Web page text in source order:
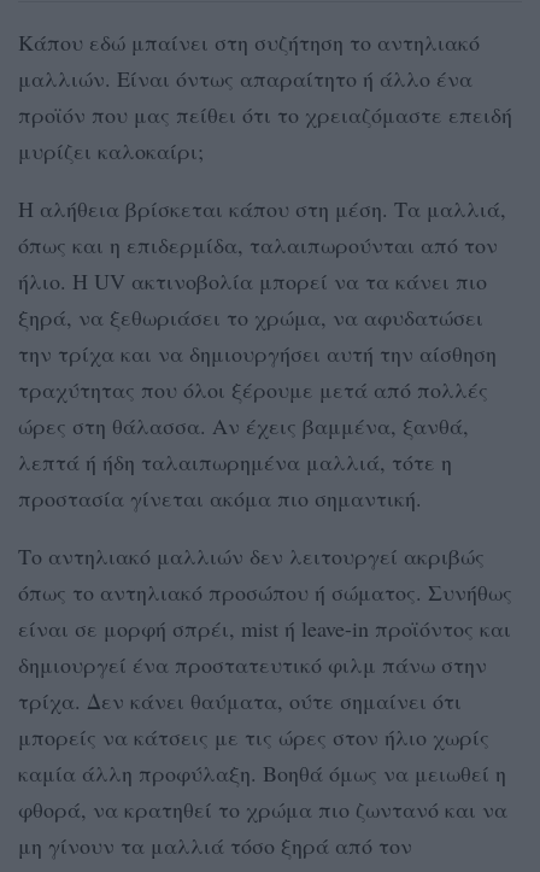
Κάπου εδώ μπαίνει στη συζήτηση το αντηλιακό
μαλλιών. Είναι όντως απαραίτητο ή άλλο ένα
προϊόν που μας πείθει ότι το χρειαζόμαστε επειδή
μυρίζει καλοκαίρι;
Η αλήθεια βρίσκεται κάπου στη μέση. Τα μαλλιά,
όπως και η επιδερμίδα, ταλαιπωρούνται από τον
ήλιο. Η UV ακτινοβολία μπορεί να τα κάνει πιο
ξηρά, να ξεθωριάσει το χρώμα, να αφυδατώσει
την τρίχα και να δημιουργήσει αυτή την αίσθηση
τραχύτητας που όλοι ξέρουμε μετά από πολλές
ώρες στη θάλασσα. Αν έχεις βαμμένα, ξανθά,
λεπτά ή ήδη ταλαιπωρημένα μαλλιά, τότε η
προστασία γίνεται ακόμα πιο σημαντική.
Το αντηλιακό μαλλιών δεν λειτουργεί ακριβώς
όπως το αντηλιακό προσώπου ή σώματος. Συνήθως
είναι σε μορφή σπρέι, mist ή leave-in προϊόντος και
δημιουργεί ένα προστατευτικό φιλμ πάνω στην
τρίχα. Δεν κάνει θαύματα, ούτε σημαίνει ότι
μπορείς να κάτσεις με τις ώρες στον ήλιο χωρίς
καμία άλλη προφύλαξη. Βοηθά όμως να μειωθεί η
φθορά, να κρατηθεί το χρώμα πιο ζωντανό και να
μη γίνουν τα μαλλιά τόσο ξηρά από τον